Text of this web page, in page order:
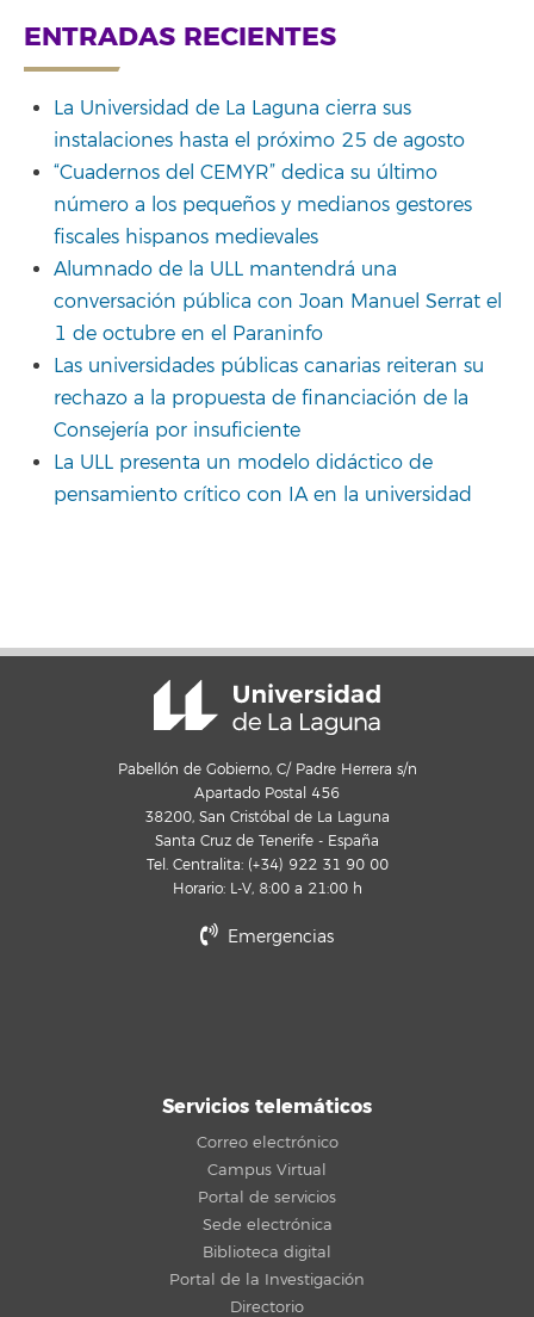
ENTRADAS RECIENTES
La Universidad de La Laguna cierra sus
instalaciones hasta el próximo 25 de agosto
“Cuadernos del CEMYR” dedica su último
número a los pequeños y medianos gestores
fiscales hispanos medievales
Alumnado de la ULL mantendrá una
conversación pública con Joan Manuel Serrat el
1 de octubre en el Paraninfo
Las universidades públicas canarias reiteran su
rechazo a la propuesta de financiación de la
Consejería por insuficiente
La ULL presenta un modelo didáctico de
pensamiento crítico con IA en la universidad
Pabellón de Gobierno, C/ Padre Herrera s/n
Apartado Postal 456
38200, San Cristóbal de La Laguna
Santa Cruz de Tenerife - España
Tel. Centralita: (+34) 922 31 90 00
Horario: L-V, 8:00 a 21:00 h
Emergencias
Servicios telemáticos
Correo electrónico
Campus Virtual
Portal de servicios
Sede electrónica
Biblioteca digital
Portal de la Investigación
Directorio